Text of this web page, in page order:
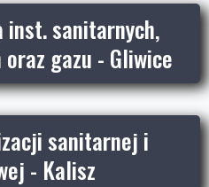
inst. sanitarnych,
gazu - Gliwice
sanitarnej i
- Kalisz